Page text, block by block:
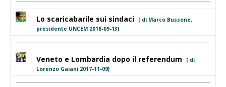
Lo scaricabarile sui sindaci
[ di Marco Bussone,
presidente UNCEM 2018-09-13]
Veneto e Lombardia dopo il referendum
[ di
Lorenzo Gaiani 2017-11-09]